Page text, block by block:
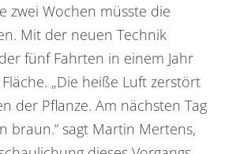
zwei Wochen müsste die
Mit der neuen Technik
fünf Fahrten in einem Jahr
„Die heiße Luft zerstört
der Pflanze. Am nächsten Tag
braun.“ sagt Martin Mertens,